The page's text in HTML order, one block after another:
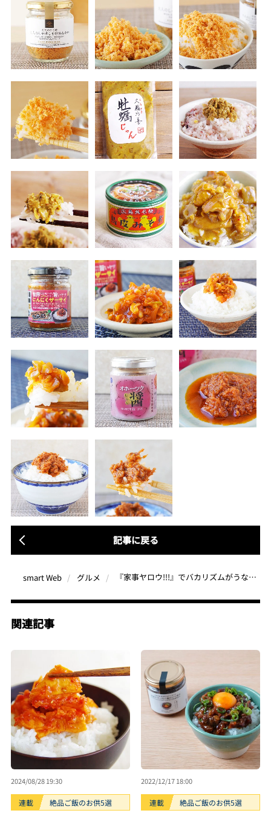
記事に戻る
smart Web グルメ 『家事ヤロウ!!!』でバカリズムがうなった“ご飯のお供”5選！鮭＆明太子の完璧コンビ、ドンキで買える絶品ザーサイほか
関連記事
2024/08/28 19:30
連載 絶品ご飯のお供5選
2022/12/17 18:00
連載 絶品ご飯のお供5選